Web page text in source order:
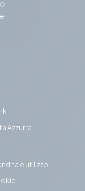
Azzurra
e utilizzo